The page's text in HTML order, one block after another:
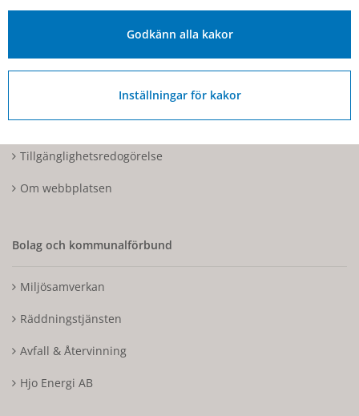
Tillgänglighetsdatabasen
Tillgänglighetsredogörelse
Om webbplatsen
Bolag och kommunalförbund
Miljösamverkan
Räddningstjänsten
Avfall & Återvinning
Hjo Energi AB
Godkänn alla kakor
Inställningar för kakor